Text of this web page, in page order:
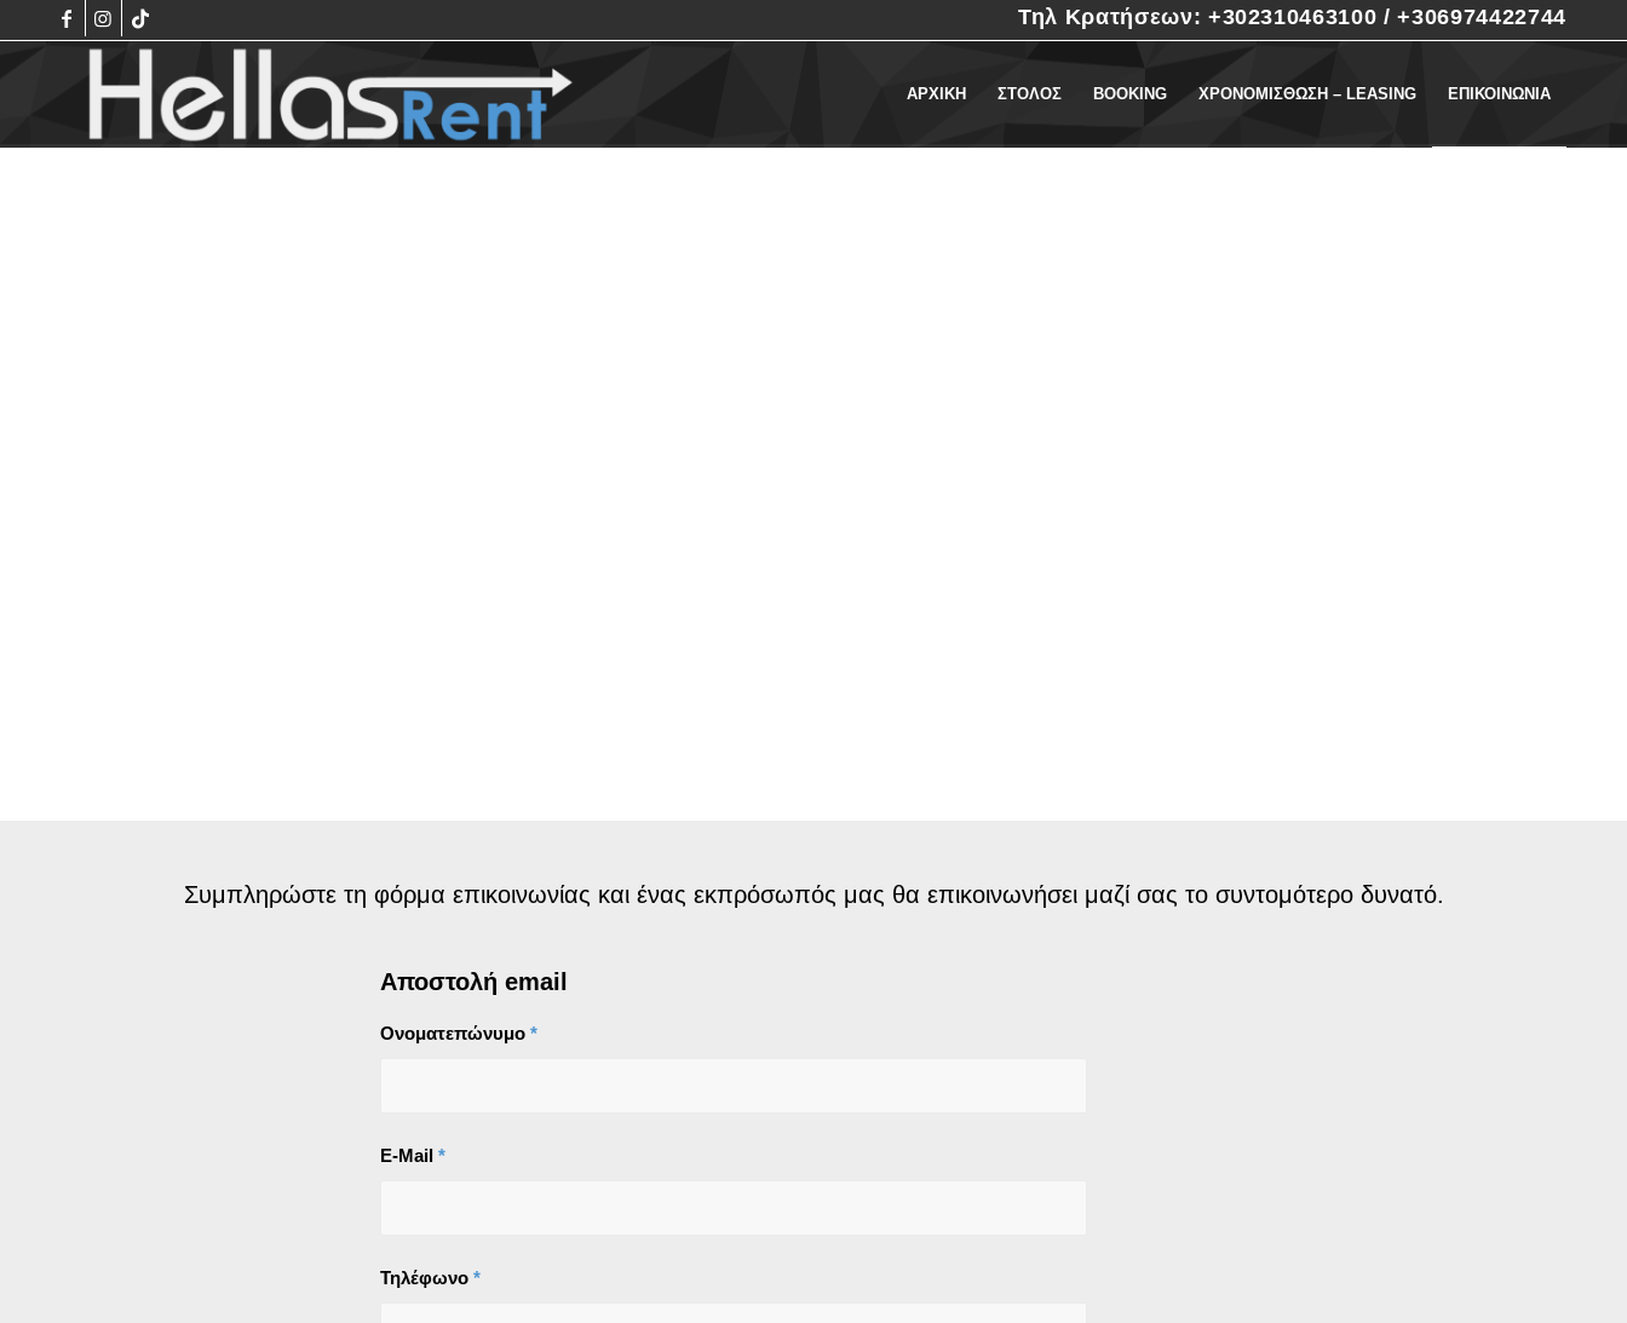
Τηλ Κρατήσεων: +302310463100 / +306974422744
ΑΡΧΙΚΗ ΣΤΟΛΟΣ BOOKING ΧΡΟΝΟΜΙΣΘΩΣΗ – LEASING ΕΠΙΚΟΙΝΩΝΙΑ
Συμπληρώστε τη φόρμα επικοινωνίας και ένας εκπρόσωπός μας θα επικοινωνήσει μαζί σας το συντομότερο δυνατό.
Αποστολή email
Ονοματεπώνυμο *
E-Mail *
Τηλέφωνο *